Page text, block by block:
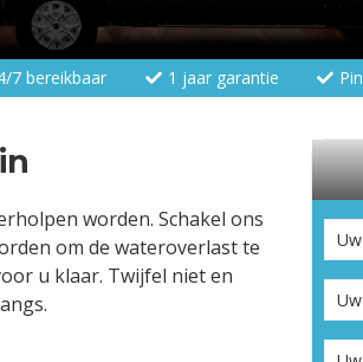
7 bereikbaar 1 jaar garantie
worden. Schakel ons
om de wateroverlast te
u klaar. Twijfel niet en